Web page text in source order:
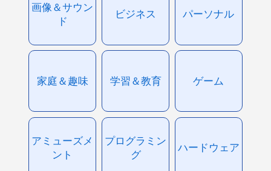
画像＆サウン
ド
ビジネス パーソナル
家庭＆趣味 学習＆教育 ゲーム
アミューズメ
ント
プログラミン
グ
ハードウェア